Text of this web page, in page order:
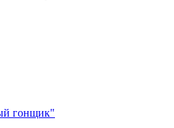
гонщик"